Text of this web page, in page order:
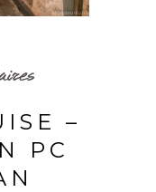
–
PC